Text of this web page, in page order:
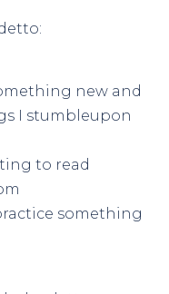
new and
I stumbleupon
to read
something